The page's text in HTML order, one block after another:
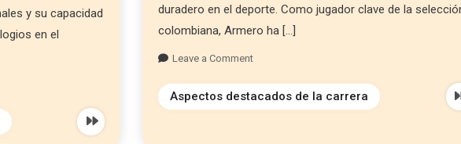
y su capacidad
en el
duradero en el deporte. Como jugador clave de la
colombiana, Armero ha […]
Leave a Comment
Aspectos destacados de la carrera